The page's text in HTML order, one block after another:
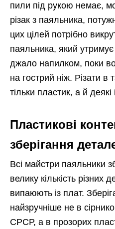
пили під рукою немає,
різак з паяльника,
цих цілей потрібно
паяльника, який
джало напилком, поки
на гострий ніж. Різати в
тільки пластик, а й деякі
Пластикові
зберігання
Всі майстри паяльники
велику кількість різних
випаюють із плат.
найзручніше не в
СРСР, а в прозорих